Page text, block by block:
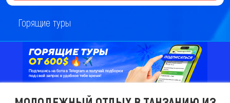
Горящие туры